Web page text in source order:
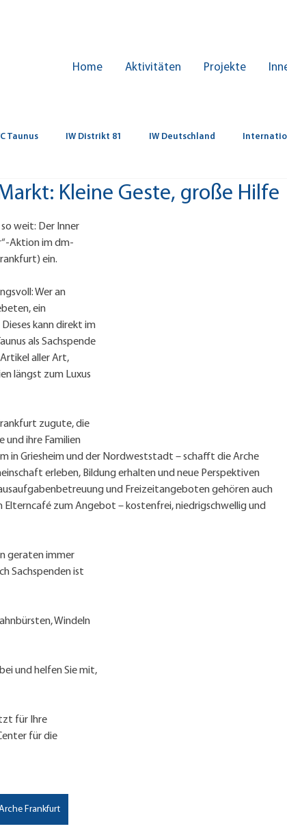
Home Aktivitäten Projekte
Taunus IW Distrikt 81 IW Deutschland
Kleine Geste, große Hilfe
weit: Der Inner
Aktion im dm-
ein.
Wer an
ein
kann direkt im
als Sachspende
aller Art,
längst zum Luxus
zugute, die
und ihre Familien
in Griesheim und der Nordweststadt – schafft die Arche
erleben, Bildung erhalten und neue Perspektiven
und Freizeitangeboten gehören auch
Elterncafé zum Angebot – kostenfrei, niedrigschwellig und
geraten immer
Sachspenden ist
Windeln
und helfen Sie mit,
für Ihre
für die
Frankfurt